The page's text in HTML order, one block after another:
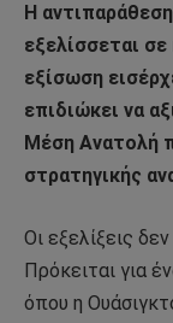
Η
εξελίσσεται
εξίσωση
επιδιώκει να
Μέση Ανατολή
στρατηγικής
Οι εξελίξεις
Πρόκειται για
όπου η